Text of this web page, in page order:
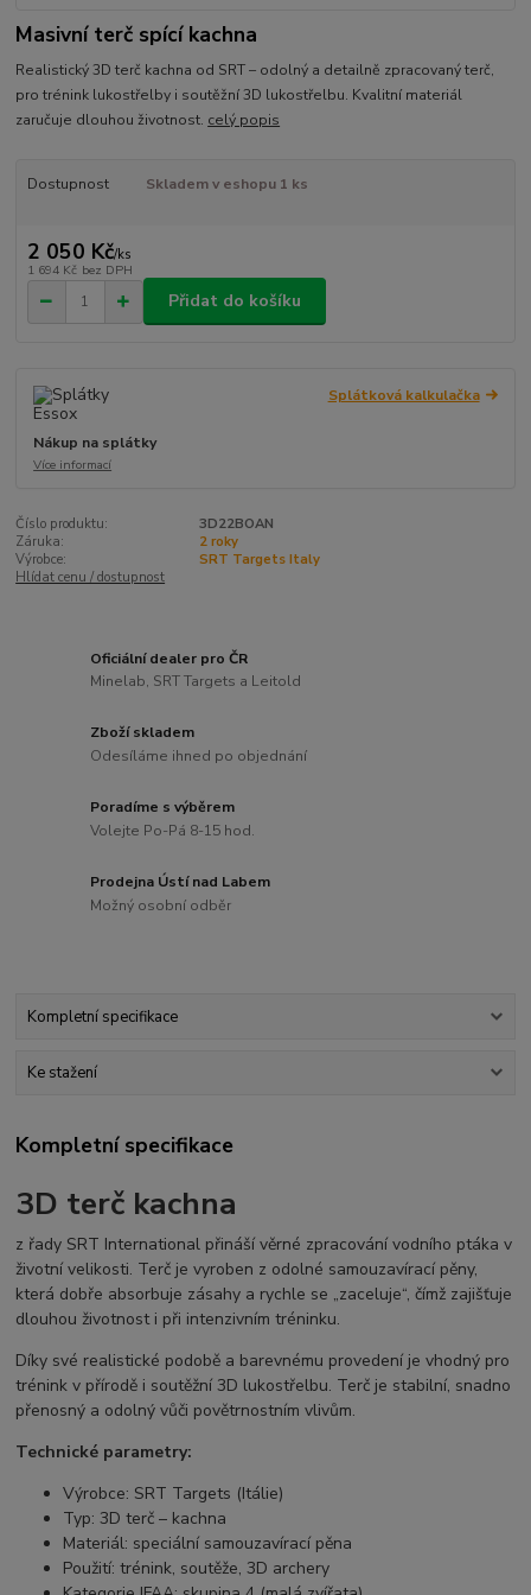
Masivní terč spící kachna
Realistický 3D terč kachna od SRT – odolný a detailně zpracovaný terč,
pro trénink lukostřelby i soutěžní 3D lukostřelbu. Kvalitní materiál
zaručuje dlouhou životnost. celý popis
Dostupnost Skladem v eshopu 1 ks
2 050 Kč/ks
1 694 Kč bez DPH
Přidat do košíku
Splátková kalkulačka
Nákup na splátky
Více informací
Číslo produktu:
3D22BOAN
Záruka:
2 roky
Výrobce:
SRT Targets Italy
Hlídat cenu / dostupnost
Oficiální dealer pro ČR
Minelab, SRT Targets a Leitold
Zboží skladem
Odesíláme ihned po objednání
Poradíme s výběrem
Volejte Po-Pá 8-15 hod.
Prodejna Ústí nad Labem
Možný osobní odběr
Kompletní specifikace
Ke stažení
Kompletní specifikace
3D terč kachna
z řady SRT International přináší věrné zpracování vodního ptáka v
životní velikosti. Terč je vyroben z odolné samouzavírací pěny,
která dobře absorbuje zásahy a rychle se „zaceluje“, čímž zajišťuje
dlouhou životnost i při intenzivním tréninku.
Díky své realistické podobě a barevnému provedení je vhodný pro
trénink v přírodě i soutěžní 3D lukostřelbu. Terč je stabilní, snadno
přenosný a odolný vůči povětrnostním vlivům.
Technické parametry:
Výrobce: SRT Targets (Itálie)
Typ: 3D terč – kachna
Materiál: speciální samouzavírací pěna
Použití: trénink, soutěže, 3D archery